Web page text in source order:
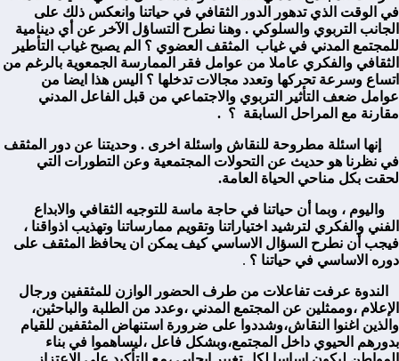
في الوقت الذي تدهور الدور الثقافي في حياتنا وانعكس ذلك على
الجانب التربوي والسلوكي . وهنا نطرح التساؤل الآخر عن أي دينامية
للمجتمع المدني في غياب المثقف العضوي ؟ الم يصبح غياب التأطير
الثقافي والفكري عاملا من عوامل فقر الممارسة الجمعوية بالرغم من
اتساع وسرعة تحركها وتعدد مجالات تدخلها ؟ اليس هذا ايضا من
عوامل ضعف التأثير التربوي والاجتماعي من قبل الفاعل المدني
مقارنة مع المراحل السابقة ؟ .
إنها اسئلة مطروحة للنقاش واسئلة اخرى . وحديتنا عن دور المثقف
في نظرنا هو حديث عن التحولات المجتمعية وعن التطورات التي
لحقت بكل مناحي الحياة العامة.
واليوم ، وبما أن حياتنا في حاجة ماسة للتوجيه الثقافي والابداع
الفني والفكري لترشيد اختياراتنا وتقويم ممارساتنا وتهذيب اذواقنا ،
فيجب أن نطرح السؤال الاساسي كيف يمكن ان يحافظ المثقف على
دوره الاساسي في حياتنا ؟ .
الندوة عرفت تفاعلات من طرف الحضور الوازن للمثقفين ورجال
الإعلام ،وممثلين عن المجتمع المدني ،وعدد من الطلبة والباحثين،
والذين اغنوا النقاش،وشددوا على ضرورة استنهاض المثقفين للقيام
بدورهم الحيوي داخل المجتمع،وبشكل فاعل ،ليساهموا في بناء